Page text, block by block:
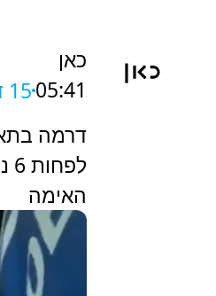
כאן
05:4115 דקות
דרמה
האימה